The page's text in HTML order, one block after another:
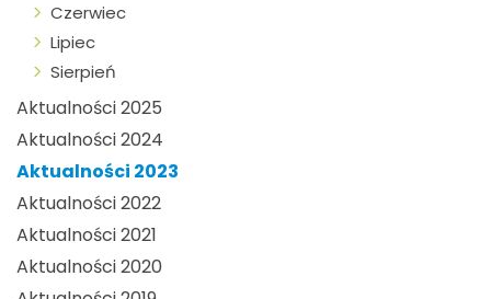
Czerwiec
Lipiec
Sierpień
Aktualności 2025
Aktualności 2024
Aktualności 2023
Aktualności 2022
Aktualności 2021
Aktualności 2020